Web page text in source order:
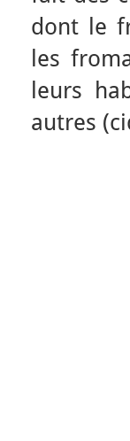
dont le
les
leurs
autres